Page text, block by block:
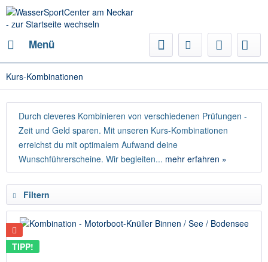
Menü
Kurs-Kombinationen
Durch cleveres Kombinieren von verschiedenen Prüfungen -
Zeit und Geld sparen. Mit unseren Kurs-Kombinationen
erreichst du mit optimalem Aufwand deine
Wunschführerscheine. Wir begleiten... mehr erfahren »
Filtern
TIPP!